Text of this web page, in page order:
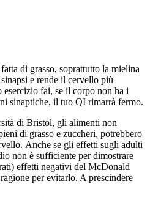
di grasso, soprattutto la mielina
e rende il cervello più
fai, se il corpo non ha i
sinaptiche, il tuo QI rimarrà fermo.
di Bristol, gli alimenti non
di grasso e zuccheri, potrebbero
Anche se gli effetti sugli adulti
non è sufficiente per dimostrare
effetti negativi del McDonald
per evitarlo. A prescindere